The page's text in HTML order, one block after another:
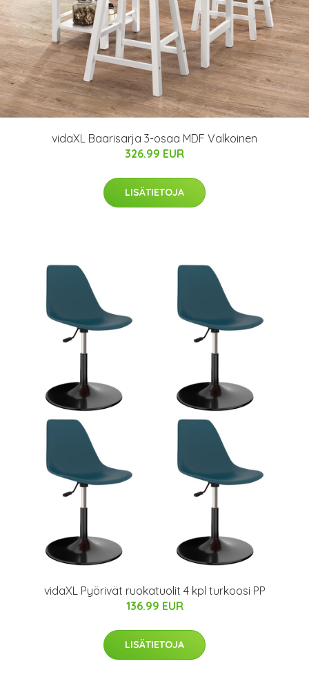
vidaXL Baarisarja 3-osaa MDF Valkoinen
326.99 EUR
LISÄTIETOJA
vidaXL Pyörivät ruokatuolit 4 kpl turkoosi PP
136.99 EUR
LISÄTIETOJA